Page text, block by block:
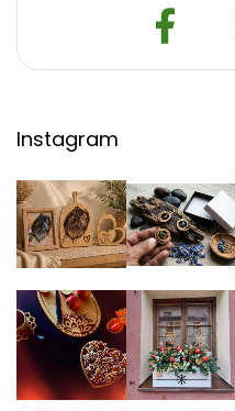
Instagram